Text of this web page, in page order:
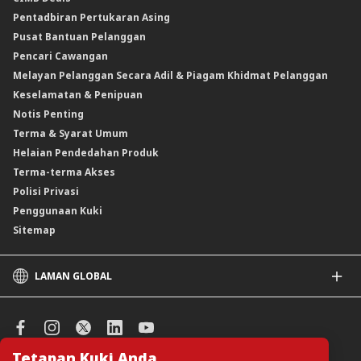
Instrumen Deposit Boleh Niaga Kadar Apungan (FRNID)
Instrumen Boleh Niaga Islam (INI)
Produk Berstruktur
Produk Berstruktur Islam
Skim Persaraan Swasta (PRS)
Clicks Trader
Instrumen Deposit Boleh Niaga
Unit Amanah Harga Berubah ASNB
Insurans/Takaful Hartanah
Kadar Asas Standard /Kadar Asas / Kadar Pinjaman/Pembiayaan Asas
Pentadbiran Pertukaran Asing
Pusat Bantuan Pelanggan
Pencari Cawangan
Melayan Pelanggan Secara Adil & Piagam Khidmat Pelanggan
Keselamatan & Penipuan
Notis Penting
Terma & Syarat Umum
Helaian Pendedahan Produk
Terma-terma Akses
Polisi Privasi
Penggunaan Kuki
Sitemap
LAMAN GLOBAL
CIMB Islamic
CIMB Bank (SG)